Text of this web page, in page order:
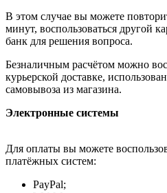
В этом случае вы можете
минут, воспользоваться другой
банк для решения вопроса.
Безналичным расчётом можно
курьерской доставке,
самовывоза из магазина.
Электронные системы
Для оплаты вы можете
платёжных систем:
PayPal;